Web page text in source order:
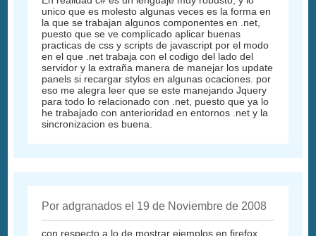
unico que es molesto algunas veces es la forma en
la que se trabajan algunos componentes en .net,
puesto que se ve complicado aplicar buenas
practicas de css y scripts de javascript por el modo
en el que .net trabaja con el codigo del lado del
servidor y la extraña manera de manejar los update
panels si recargar stylos en algunas ocaciones. por
eso me alegra leer que se este manejando Jquery
para todo lo relacionado con .net, puesto que ya lo
he trabajado con anterioridad en entornos .net y la
sincronizacion es buena.
Por adgranados el 19 de Noviembre de 2008
con respecto a lo de mostrar ejemplos en firefox,